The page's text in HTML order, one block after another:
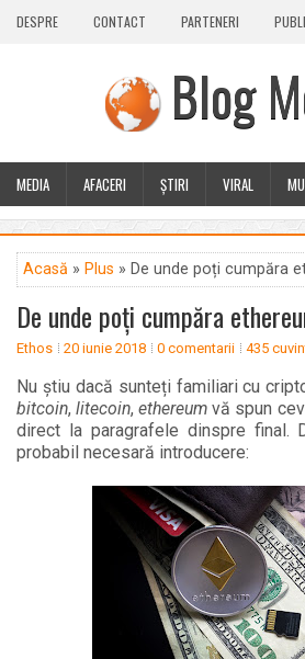
DESPRE CONTACT PARTENERI
Blog
MEDIA AFACERI ȘTIRI VIRAL
CALEIDOSCOP
BLOG GUEST POST
Acasă » Plus » De unde poți cumpăra
De unde poți cumpăra
Ethos 20 iunie 2018 0 comentarii 435
Nu știu dacă sunteți familiari cu
bitcoin,litecoin,ethereum vă spun
direct la paragrafele dinspre final.
probabil necesară introducere: